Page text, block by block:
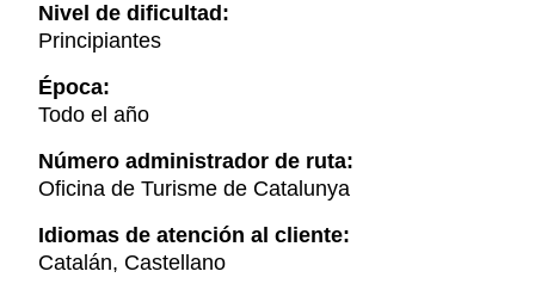
Nivel de dificultad:
Principiantes
Época:
Todo el año
Número administrador de ruta:
Oficina de Turisme de Catalunya
Idiomas de atención al cliente:
Catalán, Castellano